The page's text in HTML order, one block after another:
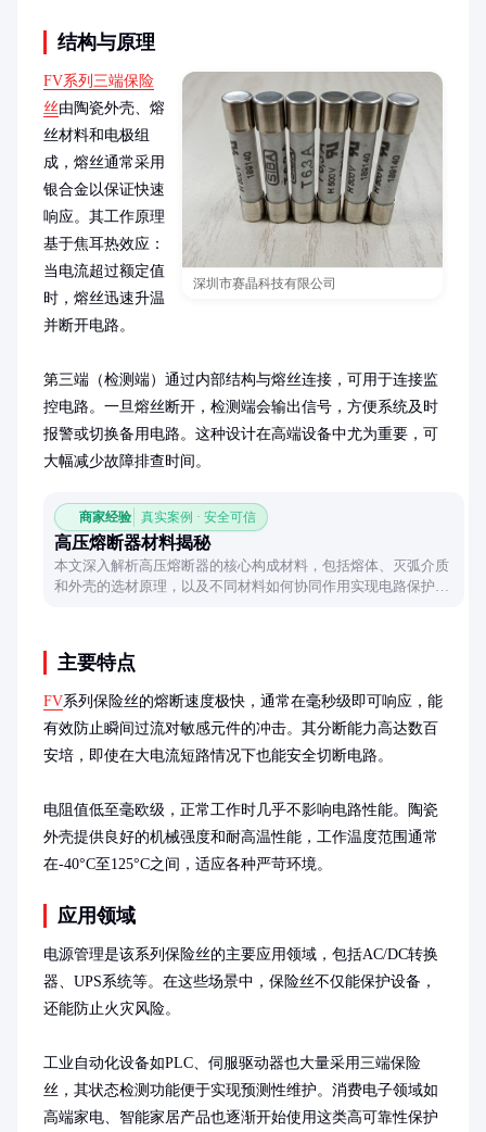
结构与原理
深圳市赛晶科技有限公司
FV系列三端保险
丝由陶瓷外壳、熔
丝材料和电极组
成，熔丝通常采用
银合金以保证快速
响应。其工作原理
基于焦耳热效应：
当电流超过额定值
时，熔丝迅速升温
并断开电路。
第三端（检测端）通过内部结构与熔丝连接，可用于连接监
控电路。一旦熔丝断开，检测端会输出信号，方便系统及时
报警或切换备用电路。这种设计在高端设备中尤为重要，可
大幅减少故障排查时间。
商家经验 真实案例 · 安全可信
高压熔断器材料揭秘
本文深入解析高压熔断器的核心构成材料，包括熔体、灭弧介质
和外壳的选材原理，以及不同材料如何协同作用实现电路保护功
主要特点
FV系列保险丝的熔断速度极快，通常在毫秒级即可响应，能
有效防止瞬间过流对敏感元件的冲击。其分断能力高达数百
安培，即使在大电流短路情况下也能安全切断电路。
电阻值低至毫欧级，正常工作时几乎不影响电路性能。陶瓷
外壳提供良好的机械强度和耐高温性能，工作温度范围通常
在-40°C至125°C之间，适应各种严苛环境。
应用领域
电源管理是该系列保险丝的主要应用领域，包括AC/DC转换
器、UPS系统等。在这些场景中，保险丝不仅能保护设备，
还能防止火灾风险。
工业自动化设备如PLC、伺服驱动器也大量采用三端保险
丝，其状态检测功能便于实现预测性维护。消费电子领域如
高端家电、智能家居产品也逐渐开始使用这类高可靠性保护